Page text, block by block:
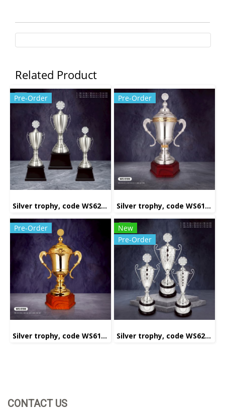
Related Product
Pre-Order
Silver trophy, code WS6222
Pre-Order
Silver trophy, code WS6199
Pre-Order
Silver trophy, code WS6198
New
Pre-Order
Silver trophy, code WS6232
CONTACT US